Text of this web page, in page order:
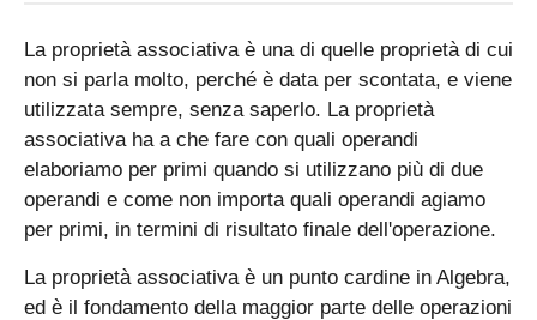
La proprietà associativa è una di quelle proprietà di cui
non si parla molto, perché è data per scontata, e viene
utilizzata sempre, senza saperlo. La proprietà
associativa ha a che fare con quali operandi
elaboriamo per primi quando si utilizzano più di due
operandi e come non importa quali operandi agiamo
per primi, in termini di risultato finale dell'operazione.
La proprietà associativa è un punto cardine in Algebra,
ed è il fondamento della maggior parte delle operazioni